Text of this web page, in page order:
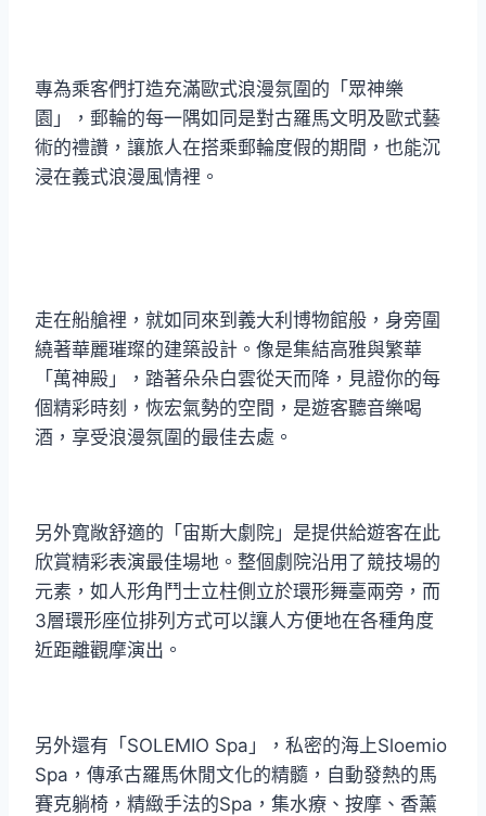
專為乘客們打造充滿歐式浪漫氛圍的「眾神樂
園」，郵輪的每一隅如同是對古羅馬文明及歐式藝
術的禮讚，讓旅人在搭乘郵輪度假的期間，也能沉
浸在義式浪漫風情裡。
走在船艙裡，就如同來到義大利博物館般，身旁圍
繞著華麗璀璨的建築設計。像是集結高雅與繁華
「萬神殿」，踏著朵朵白雲從天而降，見證你的每
個精彩時刻，恢宏氣勢的空間，是遊客聽音樂喝
酒，享受浪漫氛圍的最佳去處。
另外寬敞舒適的「宙斯大劇院」是提供給遊客在此
欣賞精彩表演最佳場地。整個劇院沿用了競技場的
元素，如人形角鬥士立柱側立於環形舞臺兩旁，而
3層環形座位排列方式可以讓人方便地在各種角度
近距離觀摩演出。
另外還有「SOLEMIO Spa」，私密的海上Sloemio
Spa，傳承古羅馬休閒文化的精髓，自動發熱的馬
賽克躺椅，精緻手法的Spa，集水療、按摩、香薰